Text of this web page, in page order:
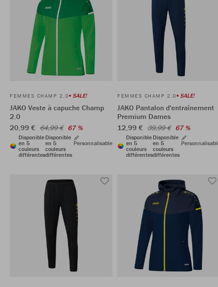
FEMMES CHAMP 2.0 SALE!
JAKO Veste à capuche Champ
2.0
20,99 € 64,99 € 67 %
Disponible
en 5
couleurs
différentes
Disponible
en 5
couleurs
différentes
Personnalisable
FEMMES CHAMP 2.0 SALE!
JAKO Pantalon d'entraînement
Premium Dames
12,99 € 39,99 € 67 %
Disponible
en 5
couleurs
différentes
Disponible
en 5
couleurs
différentes